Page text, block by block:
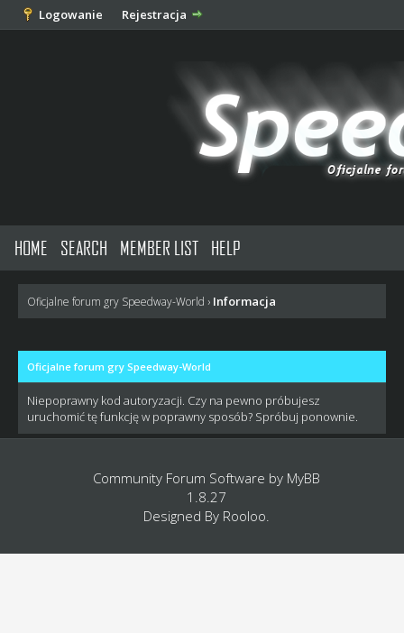
Logowanie Rejestracja
HOME SEARCH MEMBER LIST HELP
Oficjalne forum gry Speedway-World › Informacja
Oficjalne forum gry Speedway-World
Niepoprawny kod autoryzacji. Czy na pewno próbujesz
uruchomić tę funkcję w poprawny sposób? Spróbuj ponownie.
Community Forum Software by MyBB
1.8.27
Designed By Rooloo.